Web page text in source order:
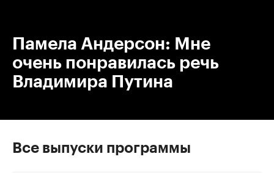
Памела Андерсон: Мне
очень понравилась речь
Владимира Путина
Все выпуски программы